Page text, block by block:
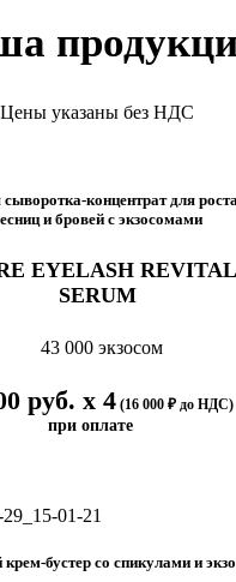
Цены указаны без НДС
концентрат для
и бровей с экзосомами
EYELASH
SERUM
43 000 экзосом
руб. х 4 (16 000 ₽ до НДС)
при оплате
бустер со спикулами и